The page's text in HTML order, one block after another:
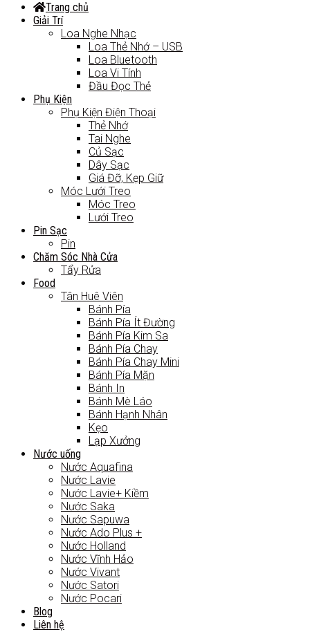
Trang chủ
Giải Trí
Loa Nghe Nhạc
Loa Thẻ Nhớ – USB
Loa Bluetooth
Loa Vi Tính
Đầu Đọc Thẻ
Phụ Kiện
Phụ Kiện Điện Thoại
Thẻ Nhớ
Tai Nghe
Củ Sạc
Dây Sạc
Giá Đỡ, Kẹp Giữ
Móc Lưới Treo
Móc Treo
Lưới Treo
Pin Sạc
Pin
Chăm Sóc Nhà Cửa
Tẩy Rửa
Food
Tân Huê Viên
Bánh Pía
Bánh Pía Ít Đường
Bánh Pía Kim Sa
Bánh Pía Chay
Bánh Pía Chay Mini
Bánh Pía Mặn
Bánh In
Bánh Mè Láo
Bánh Hạnh Nhân
Kẹo
Lạp Xưởng
Nước uống
Nước Aquafina
Nước Lavie
Nước Lavie+ Kiềm
Nước Saka
Nước Sapuwa
Nước Ado Plus +
Nước Holland
Nước Vĩnh Hảo
Nước Vivant
Nước Satori
Nước Pocari
Blog
Liên hệ